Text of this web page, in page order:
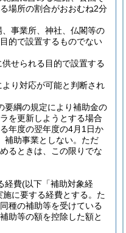
場所の割合がおおむね2分
事業所、神社、仏閣等の
的で設置するものでない
せられる目的で設置する
り対応が可能と判断され
要綱の規定により補助金の
を更新しようとする場合
年度の翌年度の4月1日か
助事業としない。 ただ
るときは、この限りでな
経費(以下「補助対象経
に要する経費とする。 た
種の補助等を受けている
助等の額を控除した額と